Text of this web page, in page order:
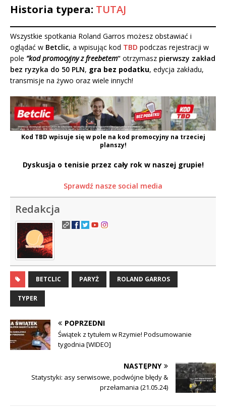
Historia typera: TUTAJ
Wszystkie spotkania Roland Garros możesz obstawiać i
oglądać w Betclic, a wpisując kod TBD podczas rejestracji w
pole “kod promocyjny z freebetem“ otrzymasz pierwszy zakład
bez ryzyka do 50 PLN, gra bez podatku, edycja zakładu,
transmisje na żywo oraz wiele innych!
Kod TBD wpisuje się w pole na kod promocyjny na trzeciej
planszy!
Dyskusja o tenisie przez cały rok w naszej grupie!
Sprawdź nasze social media
Redakcja
BETCLIC PARYŻ ROLAND GARROS
TYPER
POPRZEDNI
Świątek z tytułem w Rzymie! Podsumowanie
tygodnia [WIDEO]
NASTĘPNY
Statystyki: asy serwisowe, podwójne błędy &
przełamania (21.05.24)